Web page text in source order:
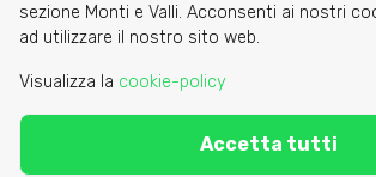
Cookie
Privacy Policy
Area riservata
C.A.I. Sezione di Torino - via
sezione Monti e Valli. Acconsenti ai nostri
ad utilizzare il nostro sito web.
Visualizza la cookie-policy
Accetta tutti